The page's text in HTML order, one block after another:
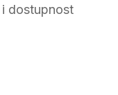
i dostupnost